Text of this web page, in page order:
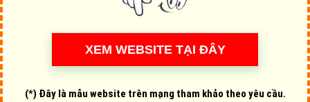
(*) Đây là mẫu website trên mạng tham khảo theo yêu cầu.